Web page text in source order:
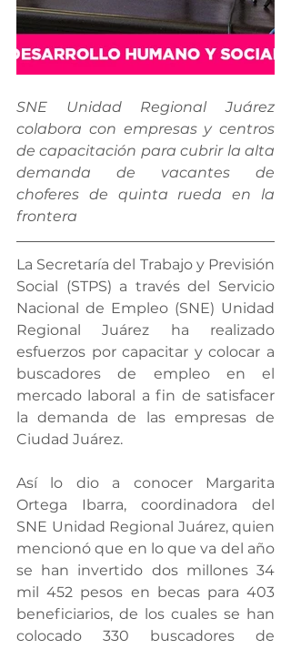
SNE Unidad Regional Juárez
colabora con empresas y centros
de capacitación para cubrir la alta
demanda de vacantes de
choferes de quinta rueda en la
frontera
La Secretaría del Trabajo y Previsión
Social (STPS) a través del Servicio
Nacional de Empleo (SNE) Unidad
Regional Juárez ha realizado
esfuerzos por capacitar y colocar a
buscadores de empleo en el
mercado laboral a fin de satisfacer
la demanda de las empresas de
Ciudad Juárez.
Así lo dio a conocer Margarita
Ortega Ibarra, coordinadora del
SNE Unidad Regional Juárez, quien
mencionó que en lo que va del año
se han invertido dos millones 34
mil 452 pesos en becas para 403
beneficiarios, de los cuales se han
colocado 330 buscadores de